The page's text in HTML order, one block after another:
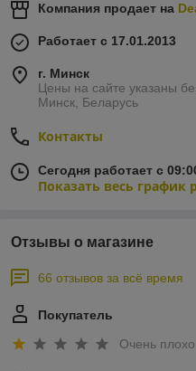
Компания продает на
Работает с 17.01.2013
г. Минск
Цены на сайте указаны
Минск, Беларусь
Контакты
Сегодня работает с
Показать весь график
Отзывы о магазине
66 отзывов за всё время
Покупатель
Очень плохо